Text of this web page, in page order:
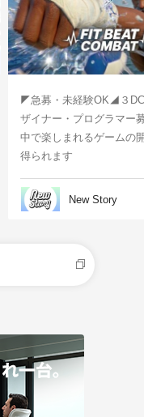
◤急募・未経験OK◢３
ザイナー・プログラマー
中で楽しまれるゲームの
得られます
New Story